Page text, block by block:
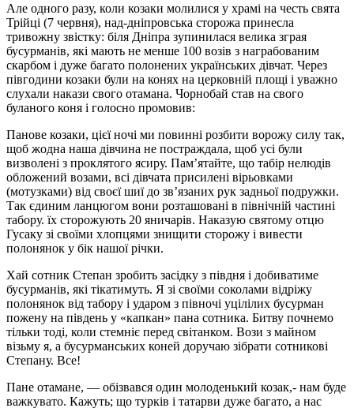
Але одного разу, коли козаки молилися у храмі на честь свята
Трійці (7 червня), над-дніпровська сторожа принесла
тривожну звістку: біля Дніпра зупинилася велика зграя
бусурманів, які мають не менше 100 возів з награбованим
скарбом і дуже багато полонених українських дівчат. Через
півгодини козаки були на конях на церковній площі і уважно
слухали накази свого отамана. Чорнобай став на свого
буланого коня і голосно промовив:
Панове козаки, цієї ночі ми повинні розбити ворожу силу так,
щоб жодна наша дівчина не постраждала, щоб усі були
визволені з проклятого ясиру. Пам’ятайте, що табір нелюдів
обложений возами, всі дівчата присилені вірьовками
(мотузками) від своєї шиї до зв’язаних рук задньої подружки.
Так єдиним ланцюгом вони розташовані в північній частині
табору. їх сторожують 20 яничарів. Наказую святому отцю
Гусаку зі своїми хлопцями знищити сторожу і вивести
полонянок у бік нашої річки.
Хай сотник Степан зробить засідку з півдня і добиватиме
бусурманів, які тікатимуть. Я зі своїми соколами відріжу
полонянок від табору і ударом з півночі уцілілих бусурман
пожену на південь у «капкан» пана сотника. Битву почнемо
тільки тоді, коли стемніє перед світанком. Вози з майном
візьму я, а бусур­манських коней доручаю зібрати сотникові
Степану. Все!
Пане отамане, — обізвався один молоденький козак,- нам буде
важкувато. Кажуть; що турків і татарви дуже багато, а нас